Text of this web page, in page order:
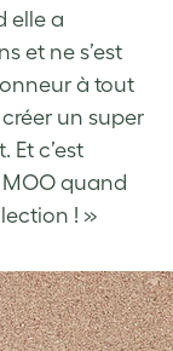
elle a
et ne s’est
à tout
un super
c’est
quand
! »